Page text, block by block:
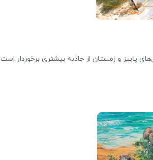
پاییز و زمستان از جاذبه بیشتری برخوردار است